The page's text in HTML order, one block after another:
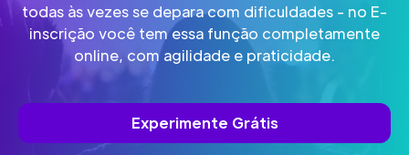
todas às vezes se depara com dificuldades - no E-
inscrição você tem essa função completamente
online, com agilidade e praticidade.
Experimente Grátis